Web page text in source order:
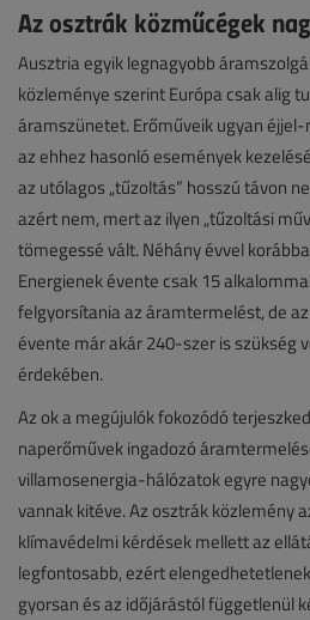
Az osztrák közműcégek
Ausztria egyik legnagyobb
közleménye szerint Európa csak alig
áramszünetet. Erőműveik ugyan
az ehhez hasonló események
az utólagos „tűzoltás” hosszú távon
azért nem, mert az ilyen „tűzoltási
tömegessé vált. Néhány évvel
Energienek évente csak 15
felgyorsítania az áramtermelést, de
évente már akár 240-szer is szükség
érdekében.
Az ok a megújulók fokozódó
naperőművek ingadozó
villamosenergia-hálózatok egyre
vannak kitéve. Az osztrák közlemény
klímavédelmi kérdések mellett az
legfontosabb, ezért
gyorsan és az időjárástól függetlenül